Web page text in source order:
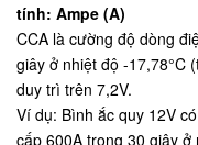
tính: Ampe (A)
CCA là cường độ dòng
giây ở nhiệt độ -17,78°C
duy trì trên 7,2V.
Ví dụ: Bình ắc quy 12V
cấp 600A trong 30 giây ở